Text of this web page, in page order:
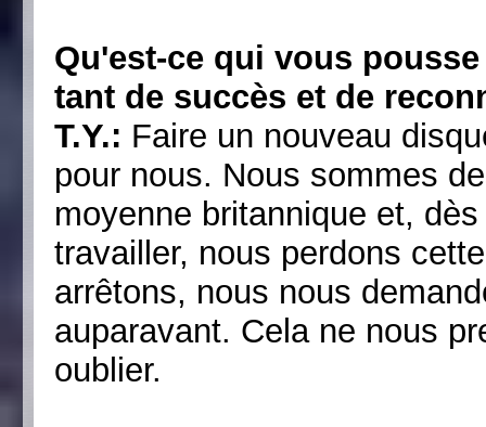
Qu'est-ce qui vous
tant de succès et de
T.Y.: Faire un nouveau
pour nous. Nous sommes
moyenne britannique et,
travailler, nous perdons
arrêtons, nous nous
auparavant. Cela ne nous
oublier.